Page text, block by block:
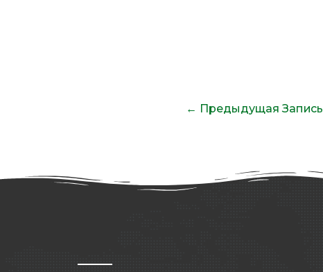
← Предыдущая Запись